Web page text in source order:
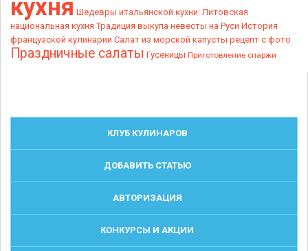
кухня Шедевры итальянской кухни: Литовская
национальная кухня Традиция выкупа невесты на Руси История
французской кулинарии Салат из морской капусты рецепт с фото
Праздничные салаты Гусеницы Приготовление спаржи
КЛУБ КУЛИНАРОВ
ДОБАВИТЬ СТАТЬЮ
АВТОРИЗАЦИЯ
КОНКУРСЫ И АКЦИИ